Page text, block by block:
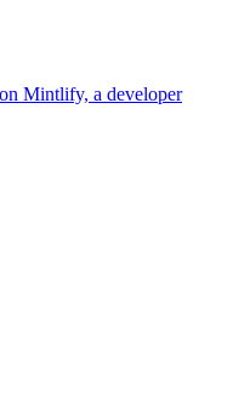
Mintlify, a developer